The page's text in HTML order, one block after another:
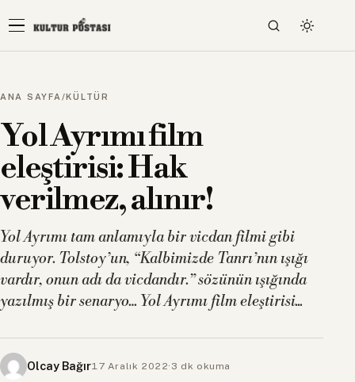
ANA SAYFA /KÜLTÜR
Yol Ayrımı film
eleştirisi: Hak
verilmez, alınır!
Yol Ayrımı tam anlamıyla bir vicdan filmi gibi
duruyor. Tolstoy’un, “Kalbimizde Tanrı’nın ışığı
vardır, onun adı da vicdandır.” sözünün ışığında
yazılmış bir senaryo… Yol Ayrımı film eleştirisi...
Olcay Bağır17 Aralık 2022· 3 dk okuma